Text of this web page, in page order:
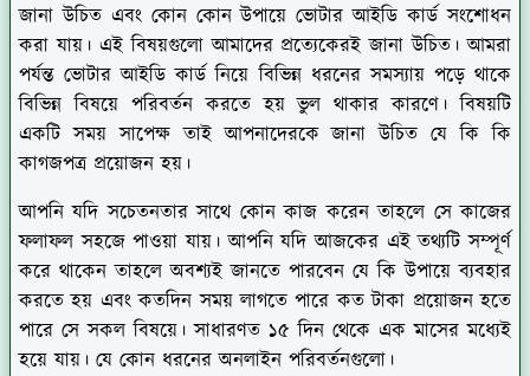
জানা উচিত এবং কোন কোন উপায়ে ভোটার আইডি কার্ড সংশোধন
করা যায়। এই বিষয়গুলো আমাদের প্রত্যেকেরই জানা উচিত। আমরা
পর্যন্ত ভোটার আইডি কার্ড নিয়ে বিভিন্ন ধরনের সমস্যায় পড়ে থাকে
বিভিন্ন বিষয়ে পরিবর্তন করতে হয় ভুল থাকার কারণে। বিষয়টি
একটি সময় সাপেক্ষ তাই আপনাদেরকে জানা উচিত যে কি কি
কাগজপত্র প্রয়োজন হয়।
আপনি যদি সচেতনতার সাথে কোন কাজ করেন তাহলে সে কাজের
ফলাফল সহজে পাওয়া যায়। আপনি যদি আজকের এই তথ্যটি সম্পূর্ণ
করে থাকেন তাহলে অবশ্যই জানতে পারবেন যে কি উপায়ে ব্যবহার
করতে হয় এবং কতদিন সময় লাগতে পারে কত টাকা প্রয়োজন হতে
পারে সে সকল বিষয়ে। সাধারণত ১৫ দিন থেকে এক মাসের মধ্যেই
হয়ে যায়। যে কোন ধরনের অনলাইন পরিবর্তনগুলো।